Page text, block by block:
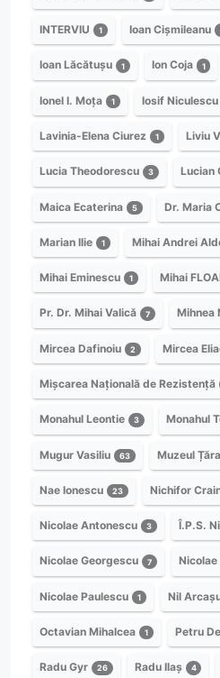
INTERVIU 1 Ioan Cișmileanu
Ioan Lăcătușu 1 Ion Coja 1
Ionel I. Moța 1 Iosif Niculescu
Lavinia-Elena Ciurez 1 Liviu
Lucia Theodorescu 3 Lucian
Maica Ecaterina 5 Dr. Maria
Marian Ilie 1 Mihai Andrei
Mihai Eminescu 1 Mihai
Pr. Dr. Mihai Valică 7 Mihnea
Mircea Dafinoiu 2 Mircea
Mișcarea Națională de Rezistență
Monahul Leontie 3 Monahul
Mugur Vasiliu 63 Muzeul
Nae Ionescu 23 Nichifor
Nicolae Antonescu 3 Î.P.S.
Nicolae Georgescu 7 Nicolae
Nicolae Paulescu 1 Nil
Octavian Mihalcea 1 Petru
Radu Gyr 26 Radu Ilaș 4